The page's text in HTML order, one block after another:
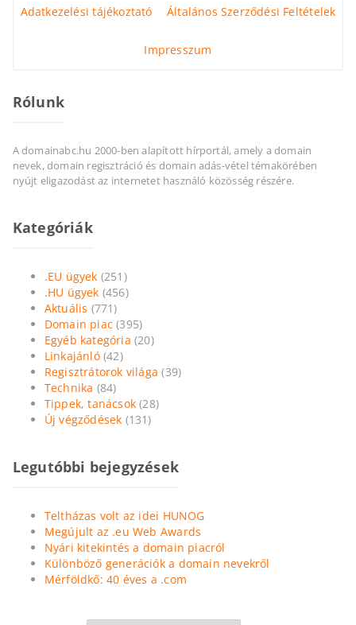
Adatkezelési tájékoztató Általános Szerződési Feltételek
Impresszum
Rólunk
A domainabc.hu 2000-ben alapított hírportál, amely a domain
nevek, domain regisztráció és domain adás-vétel témakörében
nyújt eligazodást az internetet használó közösség részére.
Kategóriák
.EU ügyek (251)
.HU ügyek (456)
Aktuális (771)
Domain piac (395)
Egyéb kategória (20)
Linkajánló(42)
Regisztrátorok világa (39)
Technika (84)
Tippek, tanácsok (28)
Új végződések (131)
Legutóbbi bejegyzések
Teltházas volt az idei HUNOG
Megújult az .eu Web Awards
Nyári kitekintés a domain piacról
Különböző generációk a domain nevekről
Mérföldkő: 40 éves a .com